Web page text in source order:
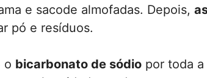
e sacode almofadas. Depois,
pó e resíduos.
o bicarbonato de sódio por toda